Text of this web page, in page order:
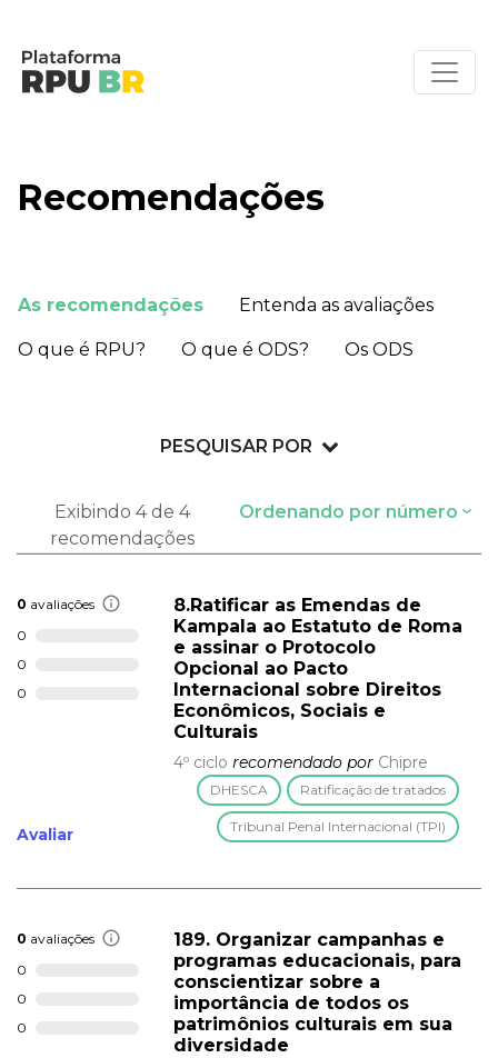
Recomendações
As recomendações Entenda as avaliações
O que é RPU? O que é ODS? Os ODS
PESQUISAR POR
Exibindo 4 de 4
recomendações
Ordenando por número
0 avaliações
0
0
0
Avaliar
8.Ratificar as Emendas de
Kampala ao Estatuto de Roma
e assinar o Protocolo
Opcional ao Pacto
Internacional sobre Direitos
Econômicos, Sociais e
Culturais
4º ciclo recomendado por Chipre
DHESCA Ratificação de tratados
Tribunal Penal Internacional (TPI)
0 avaliações
0
0
0
189. Organizar campanhas e
programas educacionais, para
conscientizar sobre a
importância de todos os
patrimônios culturais em sua
diversidade